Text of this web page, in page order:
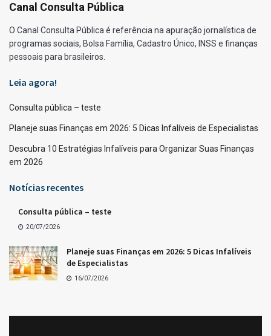
Canal Consulta Pública
O Canal Consulta Pública é referência na apuração jornalística de
programas sociais, Bolsa Família, Cadastro Único, INSS e finanças
pessoais para brasileiros.
Leia agora!
Consulta pública – teste
Planeje suas Finanças em 2026: 5 Dicas Infalíveis de Especialistas
Descubra 10 Estratégias Infalíveis para Organizar Suas Finanças
em 2026
Notícias recentes
Consulta pública – teste
20/07/2026
Planeje suas Finanças em 2026: 5 Dicas Infalíveis
de Especialistas
16/07/2026